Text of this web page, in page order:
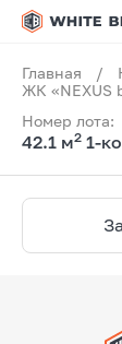
Главная /
ЖК «NEXUS
Номер лота:
42.1 м2 1-